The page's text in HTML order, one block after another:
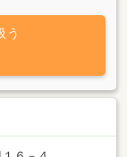
う